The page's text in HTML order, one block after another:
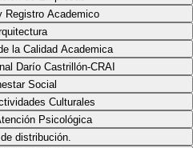
Registro Academico
la Calidad Academica
Darío Castrillón-CRAI
Social
Culturales
Psicológica
distribución.